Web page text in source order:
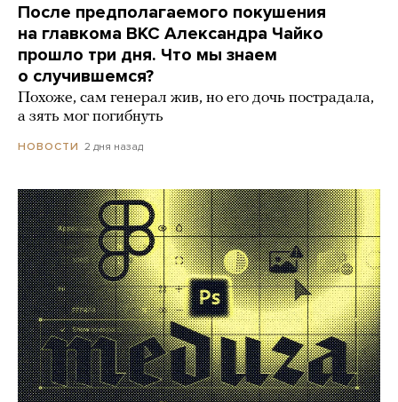
После предполагаемого покушения
на главкома ВКС Александра Чайко
прошло три дня. Что мы знаем
о случившемся?
Похоже, сам генерал жив, но его дочь пострадала,
а зять мог погибнуть
НОВОСТИ 2 дня назад